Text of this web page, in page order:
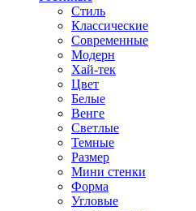
Стиль
Классические
Современные
Модерн
Хай-тек
Цвет
Белые
Венге
Светлые
Темные
Размер
Мини стенки
Форма
Угловые